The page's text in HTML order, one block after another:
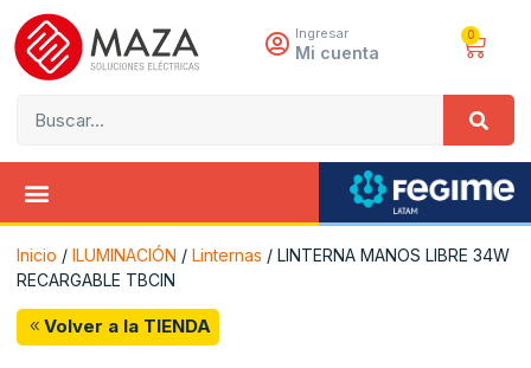
Ingresar
Mi cuenta
0
Inicio / ILUMINACIÓN / Linternas / LINTERNA MANOS LIBRE 34W
RECARGABLE TBCIN
Volver a la TIENDA